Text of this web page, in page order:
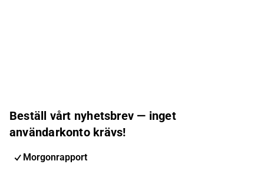
Beställ vårt nyhetsbrev — inget
användarkonto krävs!
Morgonrapport